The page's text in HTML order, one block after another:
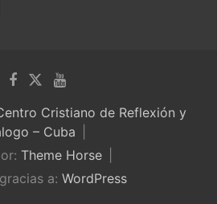
Cristiano de Reflexión y
– Cuba
Theme Horse
a: WordPress